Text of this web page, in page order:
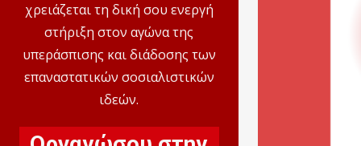
χρειάζεται τη δική σου ενεργή
στήριξη στον αγώνα της
υπεράσπισης και διάδοσης των
επαναστατικών σοσιαλιστικών
ιδεών.